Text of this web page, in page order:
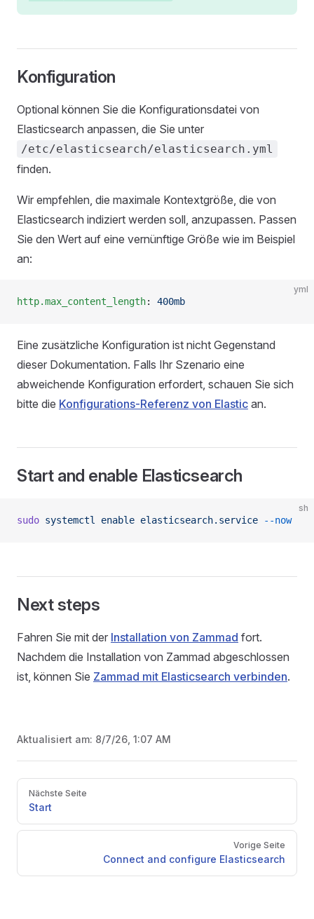
Konfiguration
Optional können Sie die Konfigurationsdatei von
Elasticsearch anpassen, die Sie unter
/etc/elasticsearch/elasticsearch.yml
finden.
Wir empfehlen, die maximale Kontextgröße, die von
Elasticsearch indiziert werden soll, anzupassen. Passen
Sie den Wert auf eine vernünftige Größe wie im Beispiel
an:
yml
http.max_content_length: 400mb
Eine zusätzliche Konfiguration ist nicht Gegenstand
dieser Dokumentation. Falls Ihr Szenario eine
abweichende Konfiguration erfordert, schauen Sie sich
bitte die Konfigurations-Referenz von Elastic an.
Start and enable Elasticsearch
sh
sudo systemctl enable elasticsearch.service --now
Next steps
Fahren Sie mit der Installation von Zammad fort.
Nachdem die Installation von Zammad abgeschlossen
ist, können Sie Zammad mit Elasticsearch verbinden.
Aktualisiert am: 8/7/26, 1:07 AM
Pager
Nächste Seite
Start
Vorige Seite
Connect and configure Elasticsearch